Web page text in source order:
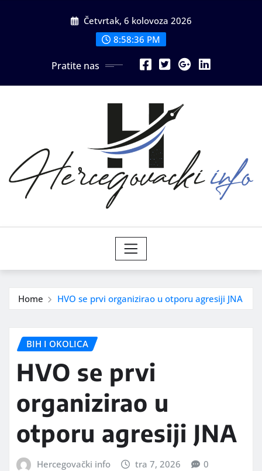
Četvrtak, 6 kolovoza 2026
8:58:38 PM
Pratite nas
Home HVO se prvi organizirao u otporu agresiji JNA
BIH I OKOLICA
HVO se prvi
organizirao u
otporu agresiji JNA
Hercegovački info tra 7, 2026 0